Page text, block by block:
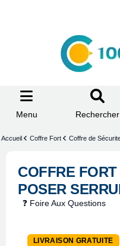
Menu Rechercher
Accueil Coffre Fort Coffre de
COFFRE
POSER
❓ Foire Aux Questions
LIVRAISON GRATUITE